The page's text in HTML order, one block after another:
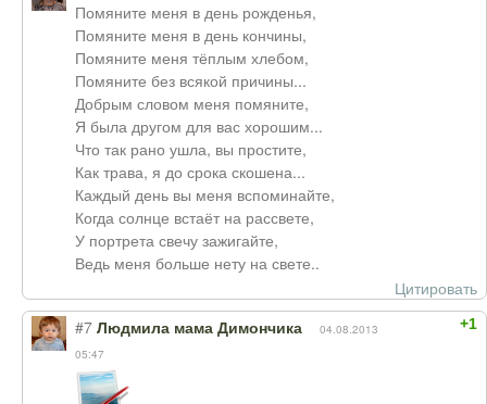
Помяните меня в день рожденья,
Помяните меня в день кончины,
Помяните меня тёплым хлебом,
Помяните без всякой причины...
Добрым словом меня помяните,
Я была другом для вас хорошим...
Что так рано ушла, вы простите,
Как трава, я до срока скошена...
Каждый день вы меня вспоминайте,
Когда солнце встаёт на рассвете,
У портрета свечу зажигайте,
Ведь меня больше нету на свете..
Цитировать
+1
#7 Людмила мама Димончика
04.08.2013
05:47